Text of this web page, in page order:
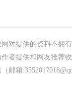
对提供的资料不拥
者提供和网友推荐
邮箱